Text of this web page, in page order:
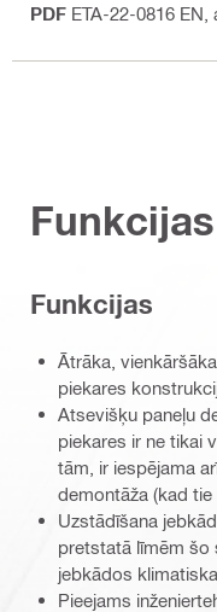
PDF ETA-22-0816 EN
Funkcijas
Ātrāka,
piekares
Atsevišķu paneļu
piekares ir ne tikai
tām, ir iespējama
demontāža (kad
Uzstādīšana
pretstatā līmēm šo
jebkādos
Pieejams